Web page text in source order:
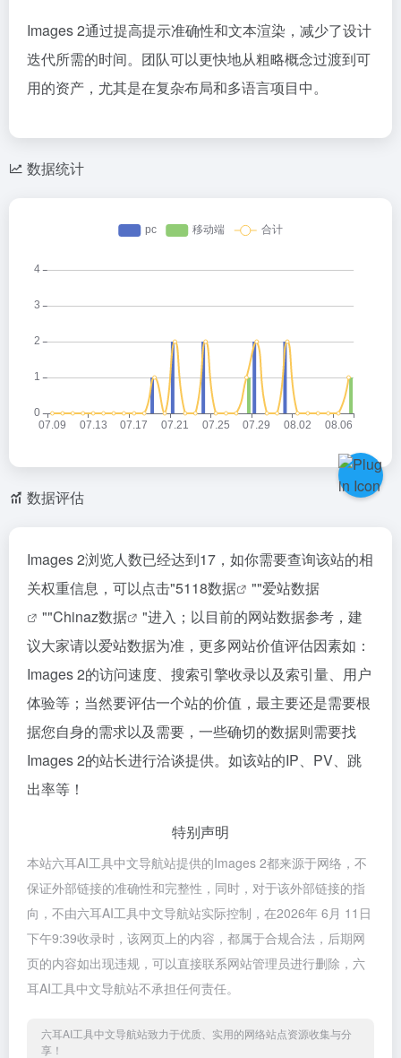
Images 2通过提高提示准确性和文本渲染，减少了设计
迭代所需的时间。团队可以更快地从粗略概念过渡到可
用的资产，尤其是在复杂布局和多语言项目中。
数据统计
数据评估
Images 2浏览人数已经达到17，如你需要查询该站的相
关权重信息，可以点击"5118数据 ""爱站数据
""Chinaz数据
"进入；以目前的网站数据参考，建
议大家请以爱站数据为准，更多网站价值评估因素如：
Images 2的访问速度、搜索引擎收录以及索引量、用户
体验等；当然要评估一个站的价值，最主要还是需要根
据您自身的需求以及需要，一些确切的数据则需要找
Images 2的站长进行洽谈提供。如该站的IP、PV、跳
出率等！
特别声明
本站六耳AI工具中文导航站提供的Images 2都来源于网络，不
保证外部链接的准确性和完整性，同时，对于该外部链接的指
向，不由六耳AI工具中文导航站实际控制，在2026年 6月 11日
下午9:39收录时，该网页上的内容，都属于合规合法，后期网
页的内容如出现违规，可以直接联系网站管理员进行删除，六
耳AI工具中文导航站不承担任何责任。
六耳AI工具中文导航站致力于优质、实用的网络站点资源收集与分
享！